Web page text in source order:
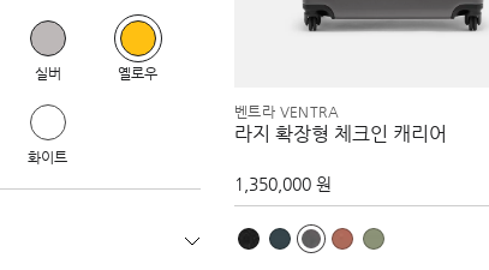
실버 옐로우
화이트
벤트라 VENTRA
라지 확장형 체크인 캐리어
1,350,000 원